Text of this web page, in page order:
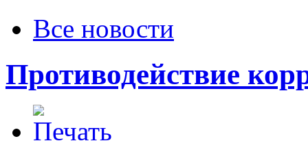
Все новости
Противодействие